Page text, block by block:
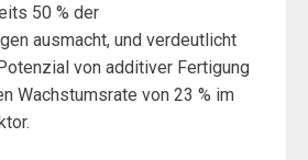
50 % der
ausmacht, und verdeutlicht
von additiver Fertigung
Wachstumsrate von 23 % im